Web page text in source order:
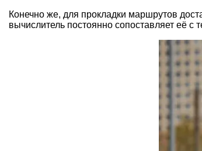
Конечно же, для прокладки маршрутов
вычислитель постоянно сопоставляет её